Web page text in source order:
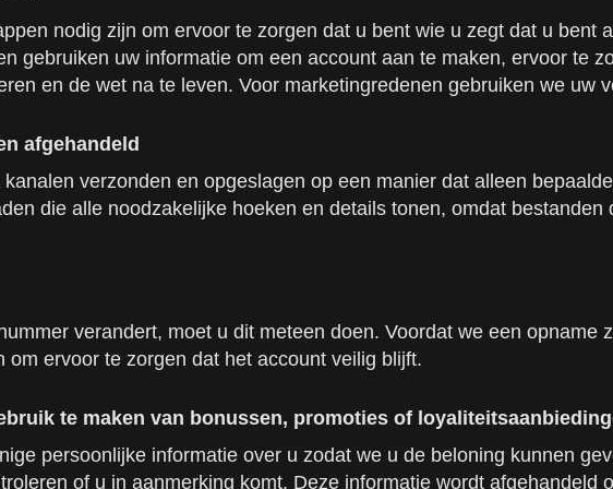
nodig zijn om ervoor te zorgen dat u bent wie u zegt dat u
gebruiken uw informatie om een account aan te maken, ervoor te
en de wet na te leven. Voor marketingredenen gebruiken we uw
afgehandeld
verzonden en opgeslagen op een manier dat alleen
die alle noodzakelijke hoeken en details tonen, omdat
verandert, moet u dit meteen doen. Voordat we een
om ervoor te zorgen dat het account veilig blijft.
te maken van bonussen, promoties of
persoonlijke informatie over u zodat we u de beloning kunnen
of u in aanmerking komt. Deze informatie wordt